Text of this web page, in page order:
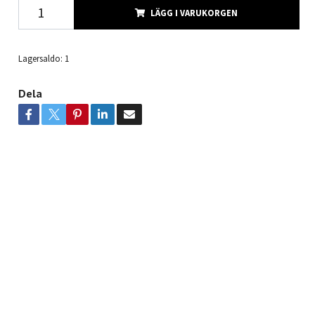
LÄGG I VARUKORGEN
Lagersaldo: 1
Dela